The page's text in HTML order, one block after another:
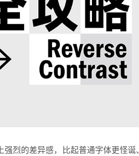
烈的差异感，比起普通字体更怪诞、